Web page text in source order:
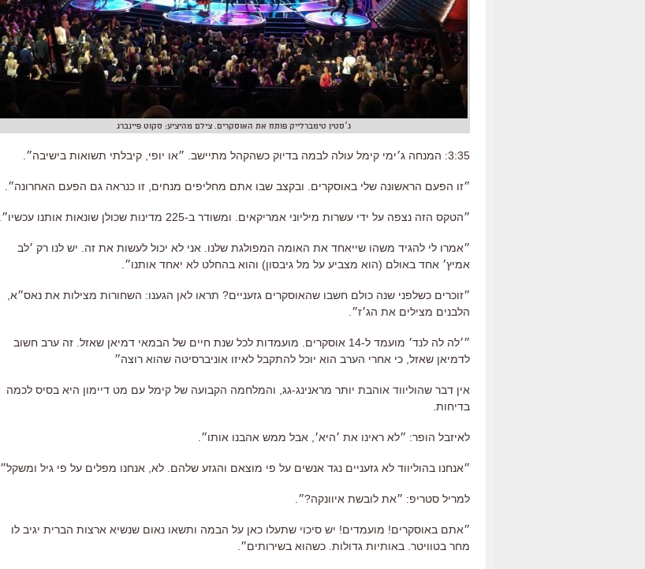
ג׳סטין טימברלייק פותח את האוסקרים. צילם מהיציע: סקוט פיינברג
3:35: המנחה ג׳ימי קימל עולה לבמה בדיוק כשהקהל מתיישב. ״או יופי, קיבלתי תשואות בישיבה״.
״זו הפעם הראשונה שלי באוסקרים. ובקצב שבו אתם מחליפים מנחים, זו כנראה גם הפעם האחרונה״.
״הטקס הזה נצפה על ידי עשרות מיליוני אמריקאים. ומשודר ב-225 מדינות שכולן שונאות אותנו עכשיו״.
״אמרו לי להגיד משהו שייאחד את האומה המפולגת שלנו. אני לא יכול לעשות את זה. יש לנו רק ׳לב
אמיץ׳ אחד באולם (הוא מצביע על מל גיבסון) והוא בהחלט לא יאחד אותנו״.
״זוכרים כשלפני שנה כולם חשבו שהאוסקרים גזעניים? תראו לאן הגענו: השחורות מצילות את נאס״א,
הלבנים מצילים את הג׳ז״.
״׳לה לה לנד׳ מועמד ל-14 אוסקרים. מועמדות לכל שנת חיים של הבמאי דמיאן שאזל. זה ערב חשוב
לדמיאן שאזל, כי אחרי הערב הוא יוכל להתקבל לאיזו אוניברסיטה שהוא רוצה״
אין דבר שהוליווד אוהבת יותר מראנינג-גג, והמלחמה הקבועה של קימל עם מט דיימון היא בסיס לכמה
בדיחות.
לאיזבל הופר: ״לא ראינו את ׳היא׳, אבל ממש אהבנו אותו״.
״אנחנו בהוליווד לא גזעניים נגד אנשים על פי מוצאם והגזע שלהם. לא, אנחנו מפלים על פי גיל ומשקל״.
למריל סטריפ: ״את לובשת איוונקה?״.
״אתם באוסקרים! מועמדים! יש סיכוי שתעלו כאן על הבמה ותשאו נאום שנשיא ארצות הברית יגיב לו
מחר בטוויטר. באותיות גדולות. כשהוא בשירותים״.